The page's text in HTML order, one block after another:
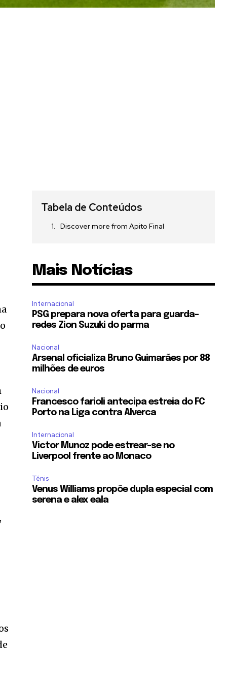
Tabela de Conteúdos
Discover more from Apito Final
Mais Notícias
Internacional
PSG prepara nova oferta para guarda-
redes Zion Suzuki do parma
Nacional
Arsenal oficializa Bruno Guimarães por 88
milhões de euros
Nacional
Francesco farioli antecipa estreia do FC
Porto na Liga contra Alverca
Internacional
Victor Munoz pode estrear-se no
Liverpool frente ao Monaco
Ténis
Venus Williams propõe dupla especial com
serena e alex eala